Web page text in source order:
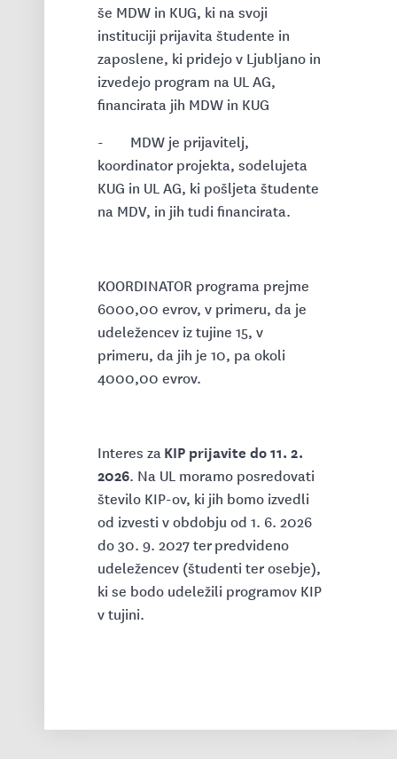
še MDW in KUG, ki na svoji
instituciji prijavita študente in
zaposlene, ki pridejo v Ljubljano in
izvedejo program na UL AG,
financirata jih MDW in KUG
- MDW je prijavitelj,
koordinator projekta, sodelujeta
KUG in UL AG, ki pošljeta študente
na MDV, in jih tudi financirata.
KOORDINATOR programa prejme
6000,00 evrov, v primeru, da je
udeležencev iz tujine 15, v
primeru, da jih je 10, pa okoli
4000,00 evrov.
Interes zaKIP prijavite do 11. 2.
2026. Na UL moramo posredovati
število KIP-ov, ki jih bomo izvedli
od izvesti v obdobju od 1. 6. 2026
do 30. 9. 2027 ter predvideno
udeležencev (študenti ter osebje),
ki se bodo udeležili programov KIP
v tujini.